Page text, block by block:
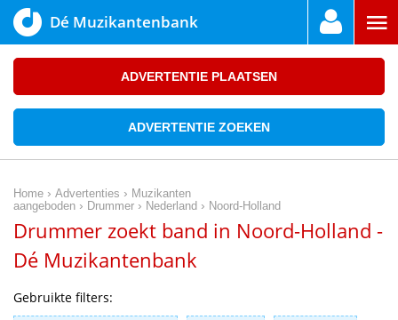
Dé Muzikantenbank
ADVERTENTIE PLAATSEN
ADVERTENTIE ZOEKEN
Home › Advertenties › Muzikanten
aangeboden › Drummer › Nederland › Noord-Holland
Drummer zoekt band in Noord-Holland -
Dé Muzikantenbank
Gebruikte filters: